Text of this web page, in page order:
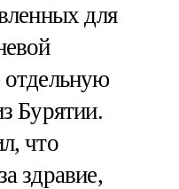
для
Бурятии.
что
здравие,